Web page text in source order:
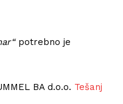
potrebno je
BA d.o.o. Tešanj